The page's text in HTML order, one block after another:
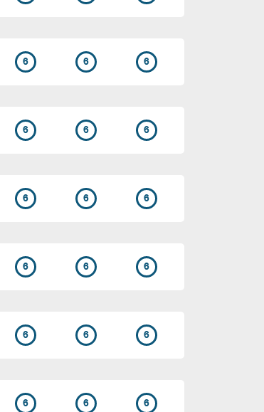
6 6 6
6 6 6
6 6 6
6 6 6
6 6 6
6 6 6